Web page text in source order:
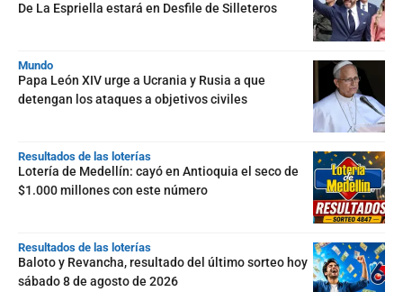
De La Espriella estará en Desfile de Silleteros
Mundo
Papa León XIV urge a Ucrania y Rusia a que
detengan los ataques a objetivos civiles
Resultados de las loterías
Lotería de Medellín: cayó en Antioquia el seco de
$1.000 millones con este número
Resultados de las loterías
Baloto y Revancha, resultado del último sorteo hoy
sábado 8 de agosto de 2026